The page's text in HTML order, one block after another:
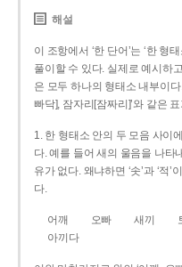
해설
이 조항에서 ‘한 단어’는 ‘한 형
풀이할 수 있다. 실제로 예시하
은 모두 하나의 형태소 내부이
빠닥], 잠자리[잠짜리]’와 같은
1. 한 형태소 안의 두 모음 사이
다. 예를 들어 새의 울음을 나타
유가 없다. 왜냐하면 ‘솟’과 ‘적
다.
어깨 오빠 새끼
아끼다